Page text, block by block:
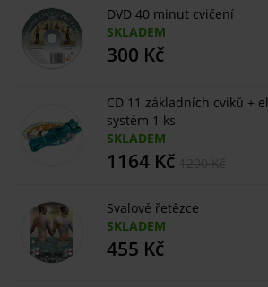
DVD 40 minut cvičení
SKLADEM
300 Kč
CD 11 základních cviků +
systém 1 ks
SKLADEM
1164 Kč
Svalové řetězce
SKLADEM
455 Kč